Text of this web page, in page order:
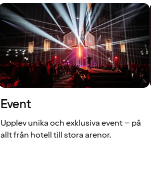
Event
Upplev unika och exklusiva event – på
allt från hotell till stora arenor.